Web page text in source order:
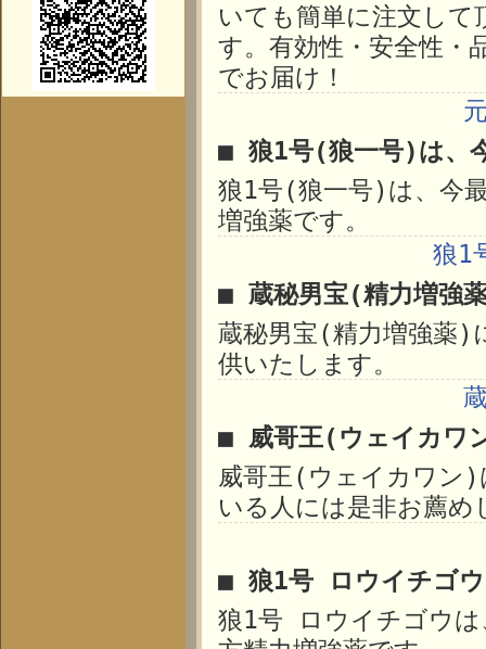
いても簡単に注文して
す。有効性・安全性・
でお届け！
■ 狼1号(狼一号)は、
狼1号(狼一号)は、今
増強薬です。
狼1
■ 蔵秘男宝(精力増強
蔵秘男宝(精力増強薬)
供いたします。
■ 威哥王(ウェイカワ
威哥王(ウェイカワン)
いる人には是非お薦め
■ 狼1号 ロウイチゴウ
狼1号 ロウイチゴウは